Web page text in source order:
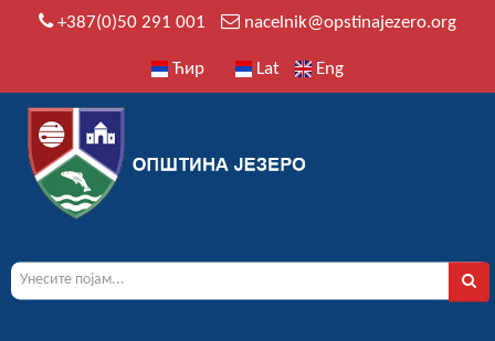
+387(0)50 291 001 nacelnik@opstinajezero.org
Ћир Lat Eng